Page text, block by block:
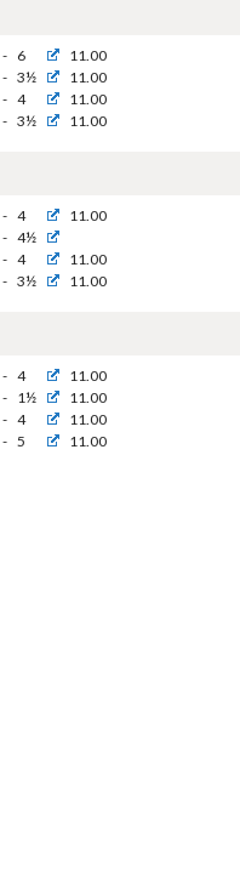
- 6
11.00
- 3½
11.00
- 4
11.00
- 3½ 11.00
- 4
11.00
- 4½
- 4
11.00
- 3½ 11.00
- 4
11.00
- 1½
11.00
- 4
11.00
- 5 11.00